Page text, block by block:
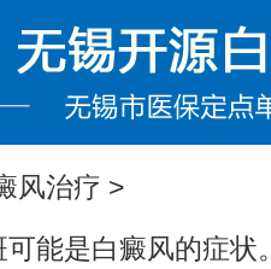
风治疗 >
能是白癜风的症状